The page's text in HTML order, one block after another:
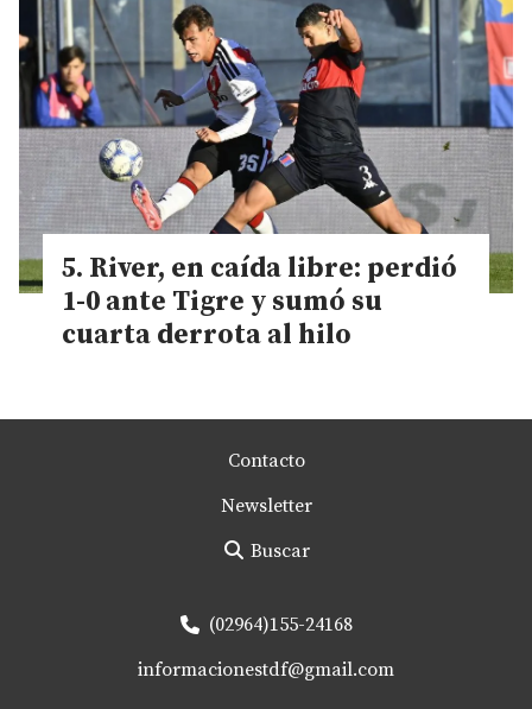
River, en caída libre: perdió
1-0 ante Tigre y sumó su
cuarta derrota al hilo
Contacto
Newsletter
Buscar
(02964)155-24168
informacionestdf@gmail.com